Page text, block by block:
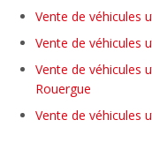
Vente de véhicules
Vente de véhicules
Vente de véhicules
Rouergue
Vente de véhicules